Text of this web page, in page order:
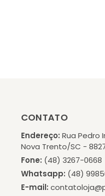
CONTATO
Endereço: Rua Pedro
Nova Trento/SC -
Fone: (48) 3267-0668
Whatsapp: (48)
E-mail: